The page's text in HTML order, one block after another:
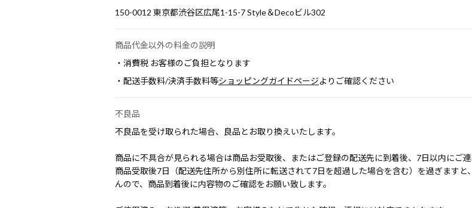
150-0012 東京都渋谷区広尾1-15-7 Style＆Decoビル302
商品代金以外の料金の説明
・消費税 お客様のご負担となります
・配送手数料/決済手数料等ショッピングガイドページよりご確認ください
不良品
不良品を受け取られた場合、良品とお取り換えいたします。
商品に不具合が見られる場合は商品お受取後、またはご登録の配送先に到着後、7日以内にご連
商品受取後7日（配送先住所から別住所に転送されて7日を超過した場合を含む）を過ぎます
んので、商品到着後に内容物のご確認をお願い致します。